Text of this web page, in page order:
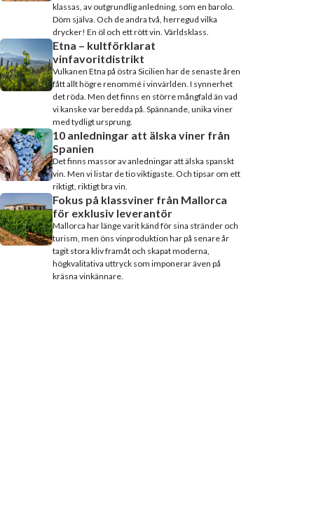
klassas, av outgrundlig anledning, som en barolo.
Döm själva. Och de andra två, herregud vilka
drycker! En öl och ett rött vin. Världsklass.
Etna – kultförklarat
vinfavoritdistrikt
Vulkanen Etna på östra Sicilien har de senaste åren
fått allt högre renommé i vinvärlden. I synnerhet
det röda. Men det finns en större mångfald än vad
vi kanske var beredda på. Spännande, unika viner
med tydligt ursprung.
10 anledningar att älska viner från
Spanien
Det finns massor av anledningar att älska spanskt
vin. Men vi listar de tio viktigaste. Och tipsar om ett
riktigt, riktigt bra vin.
Fokus på klassviner från Mallorca
för exklusiv leverantör
Mallorca har länge varit känd för sina stränder och
turism, men öns vinproduktion har på senare år
tagit stora kliv framåt och skapat moderna,
högkvalitativa uttryck som imponerar även på
kräsna vinkännare.